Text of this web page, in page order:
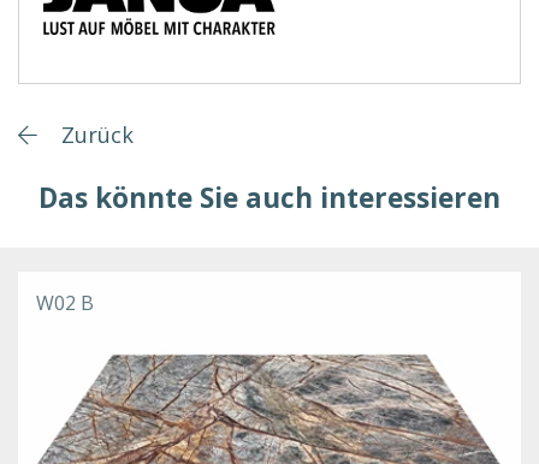
Zurück
Das könnte Sie auch interessieren
W02 B